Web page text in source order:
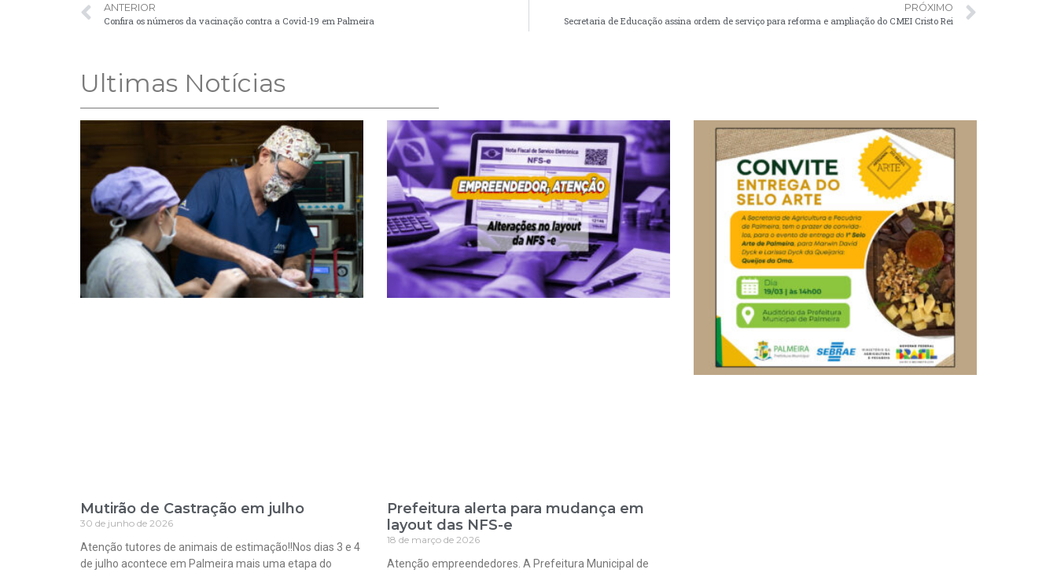
ANTERIOR
Confira os números da vacinação contra a Covid-19 em Palmeira
PRÓXIMO
Secretaria de Educação assina ordem de serviço para reforma e ampliação do CMEI Cristo Rei
Ultimas Notícias
Mutirão de Castração em julho
30 de junho de 2026
Atenção tutores de animais de estimação!!Nos dias 3 e 4
de julho acontece em Palmeira mais uma etapa do
Prefeitura alerta para mudança em
layout das NFS-e
18 de março de 2026
Atenção empreendedores. A Prefeitura Municipal de